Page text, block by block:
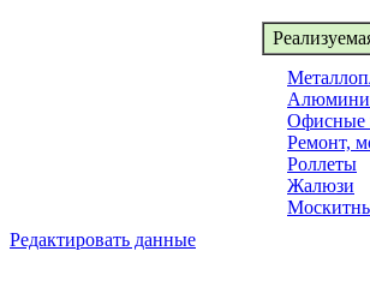
Офисные
Ремонт,
Роллеты
Жалюзи
Редактировать данные